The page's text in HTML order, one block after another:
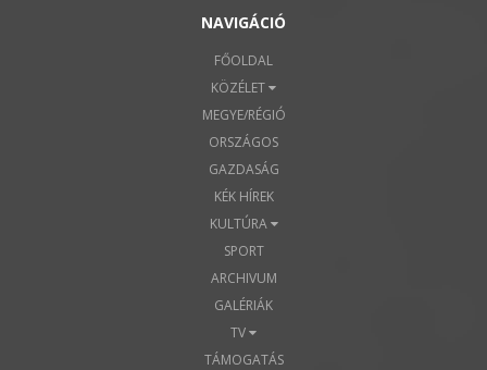
NAVIGÁCIÓ
FŐOLDAL
KÖZÉLET
MEGYE/RÉGIÓ
ORSZÁGOS
GAZDASÁG
KÉK HÍREK
KULTÚRA
SPORT
ARCHIVUM
GALÉRIÁK
TV
TÁMOGATÁS